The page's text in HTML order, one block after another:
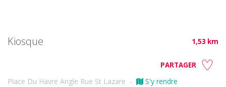
Kiosque 1,53 km
PARTAGER
Place Du Havre Angle Rue St Lazare - S'y rendre